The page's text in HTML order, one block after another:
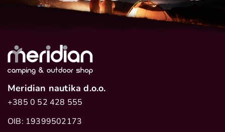
Meridian nautika d.o.o.
+385 0 52 428 555
OIB: 19399502173